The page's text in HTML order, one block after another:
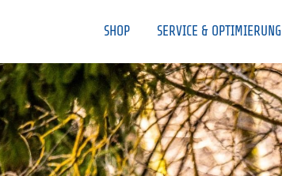
SHOP SERVICE & OPTIMIERUNG